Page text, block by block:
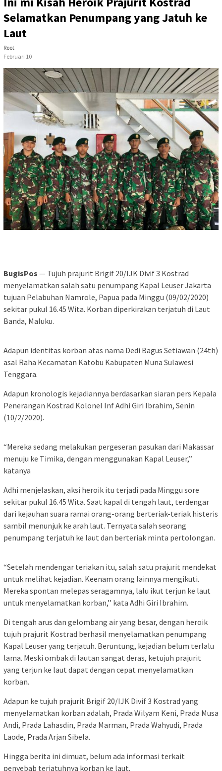
Selamatkan Penumpang yang Jatuh ke
Laut
Root
Februari 10
BugisPos — Tujuh prajurit Brigif 20/IJK Divif 3 Kostrad
menyelamatkan salah satu penumpang Kapal Leuser Jakarta
tujuan Pelabuhan Namrole, Papua pada Minggu (09/02/2020)
sekitar pukul 16.45 Wita. Korban diperkirakan terjatuh di Laut
Banda, Maluku.
Adapun identitas korban atas nama Dedi Bagus Setiawan (24th)
asal Raha Kecamatan Katobu Kabupaten Muna Sulawesi
Tenggara.
Adapun kronologis kejadiannya berdasarkan siaran pers Kepala
Penerangan Kostrad Kolonel Inf Adhi Giri Ibrahim, Senin
(10/2/2020).
“Mereka sedang melakukan pergeseran pasukan dari Makassar
menuju ke Timika, dengan menggunakan Kapal Leuser,’’
katanya
Adhi menjelaskan, aksi heroik itu terjadi pada Minggu sore
sekitar pukul 16.45 Wita. Saat kapal di tengah laut, terdengar
dari kejauhan suara ramai orang-orang berteriak-teriak histeris
sambil menunjuk ke arah laut. Ternyata salah seorang
penumpang terjatuh ke laut dan berteriak minta pertolongan.
“Setelah mendengar teriakan itu, salah satu prajurit mendekat
untuk melihat kejadian. Keenam orang lainnya mengikuti.
Mereka spontan melepas seragamnya, lalu ikut terjun ke laut
untuk menyelamatkan korban,’’ kata Adhi Giri Ibrahim.
Di tengah arus dan gelombang air yang besar, dengan heroik
tujuh prajurit Kostrad berhasil menyelamatkan penumpang
Kapal Leuser yang terjatuh. Beruntung, kejadian belum terlalu
lama. Meski ombak di lautan sangat deras, ketujuh prajurit
yang terjun ke laut dapat dengan cepat menyelamatkan
korban.
Adapun ke tujuh prajurit Brigif 20/IJK Divif 3 Kostrad yang
menyelamatkan korban adalah, Prada Wilyam Keni, Prada Musa
Andi, Prada Lahasdin, Prada Marman, Prada Wahyudi, Prada
Laode, Prada Arjan Sibela.
Hingga berita ini dimuat, belum ada informasi terkait
penyebab terjatuhnya korban ke laut.